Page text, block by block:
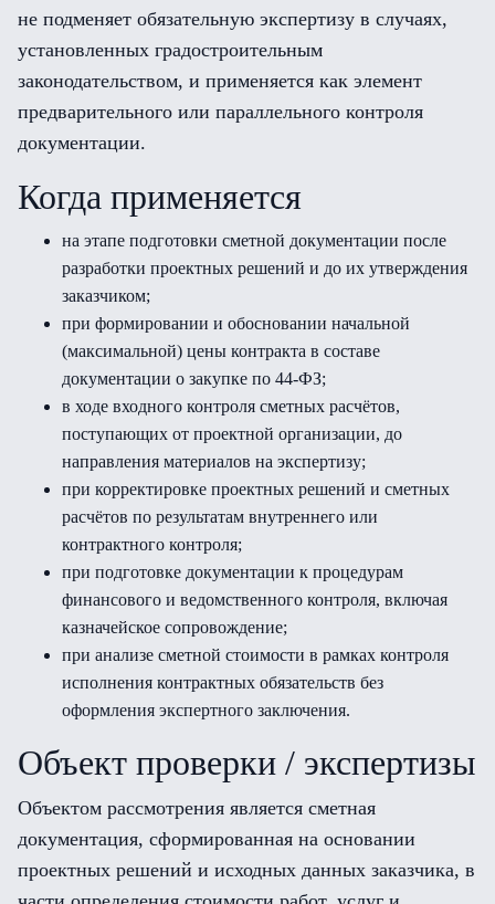
не подменяет обязательную экспертизу в случаях,
установленных градостроительным
законодательством, и применяется как элемент
предварительного или параллельного контроля
документации.
Когда применяется
на этапе подготовки сметной документации после
разработки проектных решений и до их утверждения
заказчиком;
при формировании и обосновании начальной
(максимальной) цены контракта в составе
документации о закупке по 44-ФЗ;
в ходе входного контроля сметных расчётов,
поступающих от проектной организации, до
направления материалов на экспертизу;
при корректировке проектных решений и сметных
расчётов по результатам внутреннего или
контрактного контроля;
при подготовке документации к процедурам
финансового и ведомственного контроля, включая
казначейское сопровождение;
при анализе сметной стоимости в рамках контроля
исполнения контрактных обязательств без
оформления экспертного заключения.
Объект проверки / экспертизы
Объектом рассмотрения является сметная
документация, сформированная на основании
проектных решений и исходных данных заказчика, в